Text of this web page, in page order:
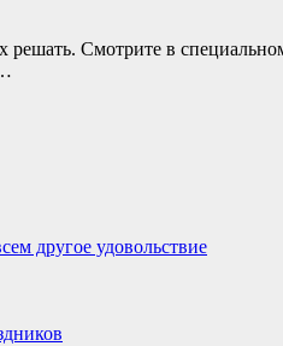
Смотрите в
другое удовольствие